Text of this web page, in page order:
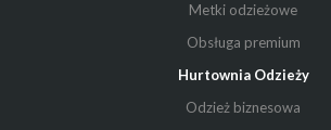
Metki odzieżowe
Obsługa premium
Hurtownia Odzieży
Odzież biznesowa